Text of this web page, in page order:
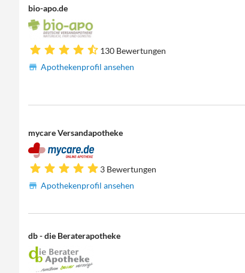
bio-apo.de
130 Bewertungen
Apothekenprofil ansehen
mycare Versandapotheke
3 Bewertungen
Apothekenprofil ansehen
db - die Beraterapotheke